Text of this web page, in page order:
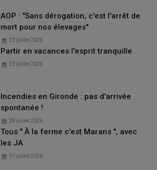
AOP : "Sans dérogation, c'est l'arrêt de
mort pour nos élevages"
23 juillet 2026
Partir en vacances l'esprit tranquille
23 juillet 2026
Incendies en Gironde : pas d'arrivée
spontanée !
28 juillet 2026
Tous " À la ferme c'est Marans ", avec
les JA
31 juillet 2026